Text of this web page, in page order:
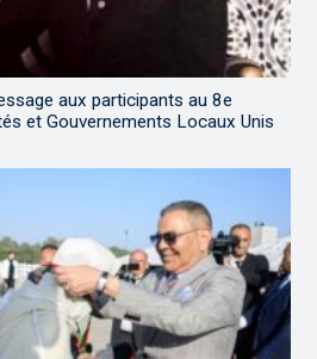
aux participants au 8e
et Gouvernements Locaux Unis